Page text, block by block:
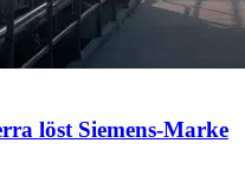
löst Siemens-Marke